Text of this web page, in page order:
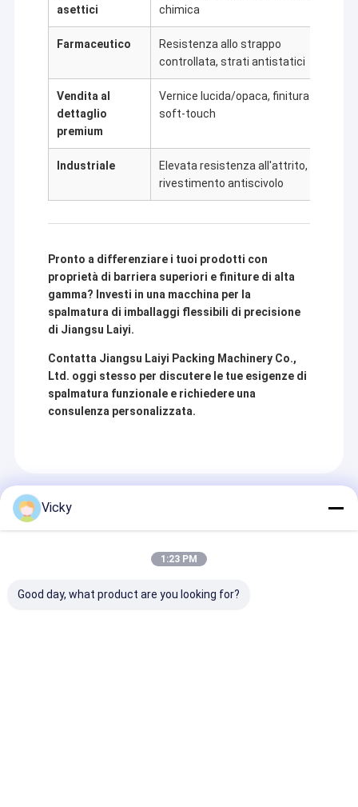
asettici
chimica
Farmaceutico
Resistenza allo strappo
controllata, strati antistatici
Vendita al
dettaglio
premium
Vernice lucida/opaca, finitura
soft-touch
Industriale
Elevata resistenza all'attrito,
rivestimento antiscivolo
Pronto a differenziare i tuoi prodotti con
proprietà di barriera superiori e finiture di alta
gamma? Investi in una macchina per la
spalmatura di imballaggi flessibili di precisione
di Jiangsu Laiyi.
Contatta Jiangsu Laiyi Packing Machinery Co.,
Ltd. oggi stesso per discutere le tue esigenze di
spalmatura funzionale e richiedere una
consulenza personalizzata.
Prodotti Raccomandati
Vicky
1:23 PM
Good day, what product are you looking for?